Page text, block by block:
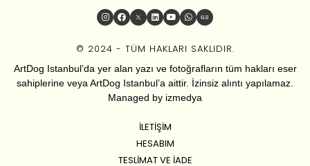
© 2024 - TÜM HAKLARI SAKLIDIR.
ArtDog Istanbul’da yer alan yazı ve fotoğrafların tüm hakları eser
sahiplerine veya ArtDog Istanbul’a aittir. İzinsiz alıntı yapılamaz.
Managed by izmedya
İLETIŞIM
HESABIM
TESLIMAT VE İADE